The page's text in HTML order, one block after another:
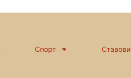
Спорт Ставови